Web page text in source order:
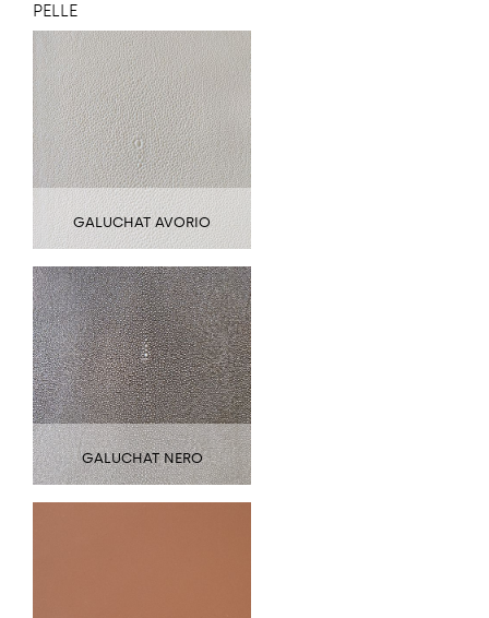
PELLE
GALUCHAT AVORIO
GALUCHAT NERO